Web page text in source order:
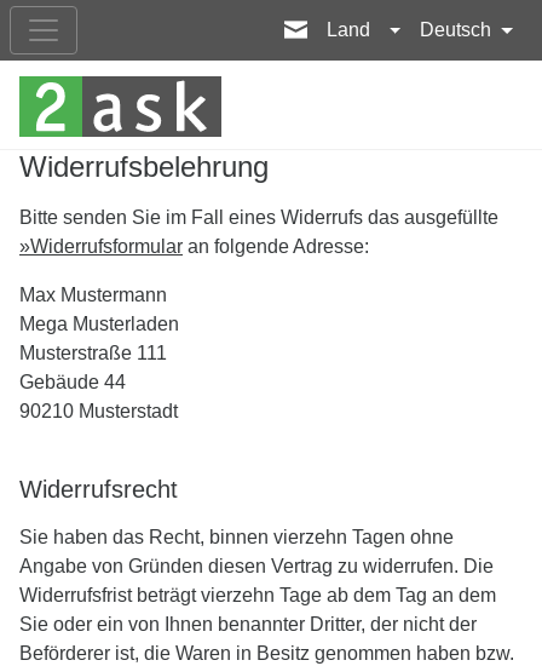
Land Deutsch
Widerrufsbelehrung
Bitte senden Sie im Fall eines Widerrufs das ausgefüllte
»Widerrufsformular an folgende Adresse:
Max Mustermann
Mega Musterladen
Musterstraße 111
Gebäude 44
90210 Musterstadt
Widerrufsrecht
Sie haben das Recht, binnen vierzehn Tagen ohne
Angabe von Gründen diesen Vertrag zu widerrufen. Die
Widerrufsfrist beträgt vierzehn Tage ab dem Tag an dem
Sie oder ein von Ihnen benannter Dritter, der nicht der
Beförderer ist, die Waren in Besitz genommen haben bzw.